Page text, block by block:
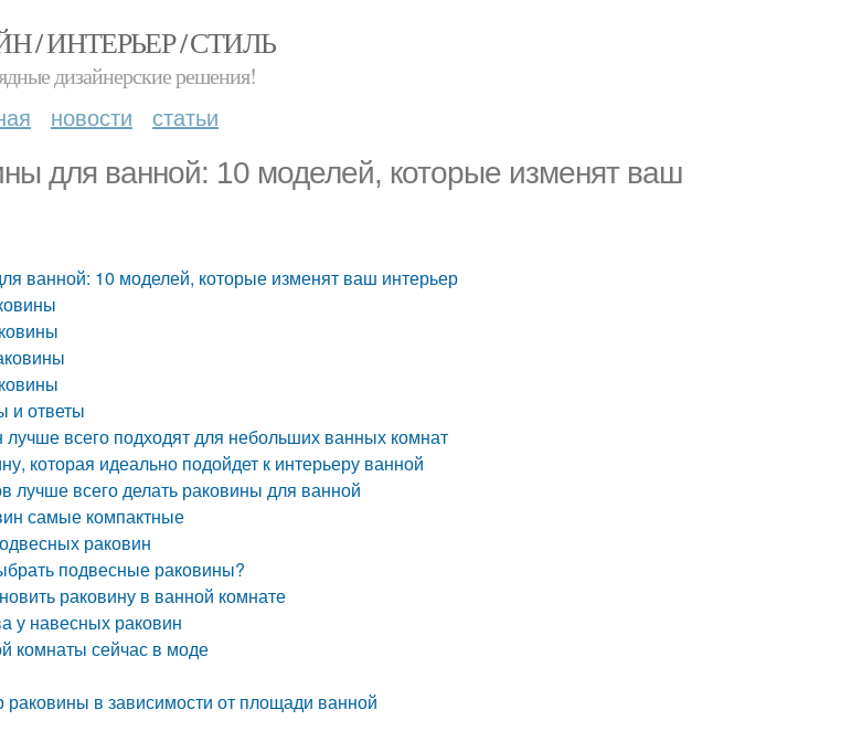
/ ИНТЕРЬЕР / СТИЛЬ
дизайнерские решения!
новости статьи
для ванной: 10 моделей, которые изменят ваш
ванной: 10 моделей, которые изменят ваш интерьер
и ответы
лучше всего подходят для небольших ванных комнат
которая идеально подойдет к интерьеру ванной
лучше всего делать раковины для ванной
самые компактные
раковин
подвесные раковины?
раковину в ванной комнате
у навесных раковин
комнаты сейчас в моде
раковины в зависимости от площади ванной